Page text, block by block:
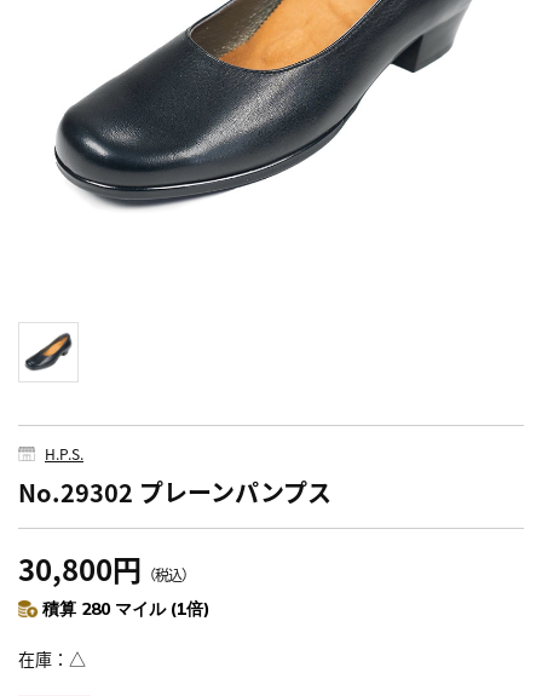
H.P.S.
No.29302 プレーンパンプス
30,800円 （税込）
積算 280 マイル (1倍)
在庫 △